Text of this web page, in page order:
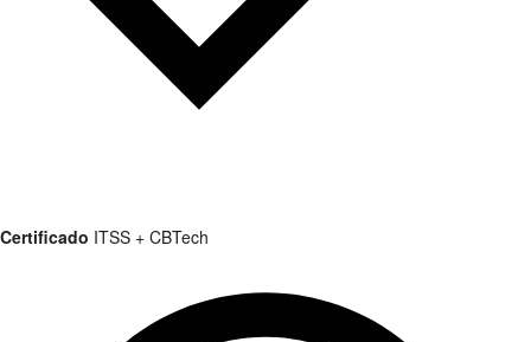
Certificado ITSS + CBTech